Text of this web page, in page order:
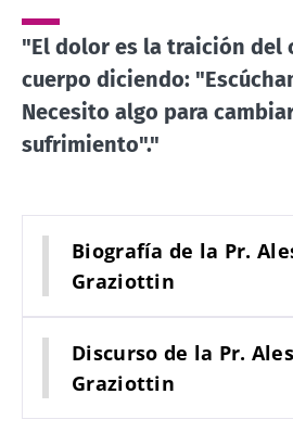
"El dolor es la traición del
cuerpo diciendo:
Necesito algo para
sufrimiento"."
Biografía de la Pr.
Graziottin
Discurso de la Pr.
Graziottin